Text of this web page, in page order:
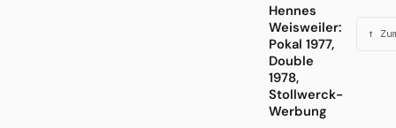
Hennes
Weisweiler:
Pokal 1977,
Double
1978,
Stollwerck-
Werbung
↑